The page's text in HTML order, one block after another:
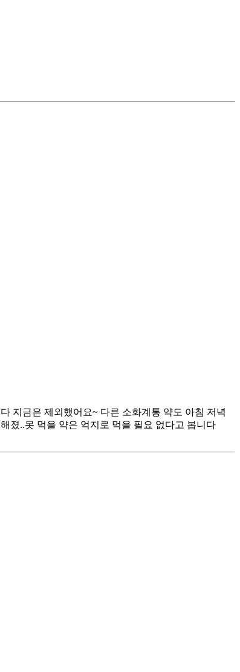
지금은 제외했어요~ 다른 소화계통 약도 아침 저녁
졌..못 먹을 약은 억지로 먹을 필요 없다고 봅니다